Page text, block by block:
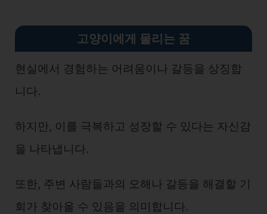
고양이에게 물리는 꿈
현실에서 경험하는 어려움이나 갈등을 상징합
니다.
하지만, 이를 극복하고 성장할 수 있다는 자신감
을 나타냅니다.
또한, 주변 사람들과의 오해나 갈등을 해결할 기
회가 찾아올 수 있음을 의미합니다.